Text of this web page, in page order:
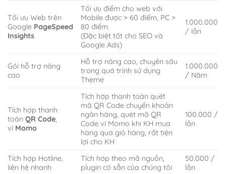
Tối ưu Web trên
Google PageSpeed
Insights
Tối ưu điểm cho web với
Mobile được > 60 điểm, PC >
80 điểm.
(Đặc biệt tốt cho SEO và
Google Ads)
1.000.000
/ lần
Gói hỗ trợ nâng
cao
Hỗ trợ nâng cao, chuyên sâu
trong quá trình sử dụng
Theme
1.000.000
/ Năm
Tích hợp thanh
toán QR Code,
ví Momo
Tích hợp thanh toán quét
mã QR Code chuyển khoản
ngân hàng, quét mã QR
Code ví Momo khi KH mua
hàng qua giỏ hàng, rất tiện
lợi cho KH
100.000 /
lần
Tích hợp Hotline,
liên hệ nhanh
Tích hơp theo mã nguồn,
plugin có sẵn của chúng tôi
50.000 /
lần